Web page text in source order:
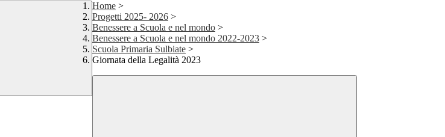
Home >
Progetti 2025- 2026 >
Benessere a Scuola e nel mondo >
Benessere a Scuola e nel mondo 2022-2023 >
Scuola Primaria Sulbiate >
Giornata della Legalità 2023